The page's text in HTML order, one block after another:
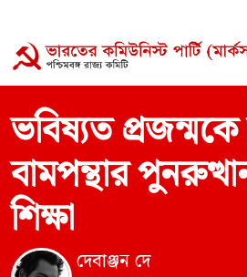
ভবিষ্যত প্রজন্মকে
বামপন্থার
শিক্ষা
দেবাঞ্জন দে